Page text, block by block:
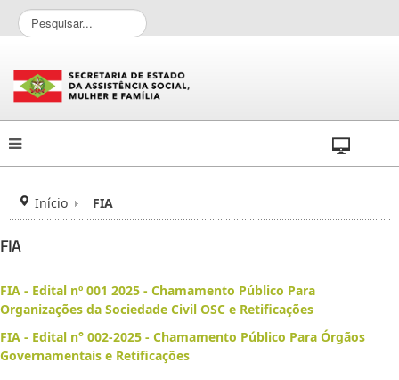
P
e
q
u
i
s
a
Início FIA
FIA
FIA - Edital nº 001 2025 - Chamamento Público Para
Organizações da Sociedade Civil OSC e Retificações
FIA - Edital n° 002-2025 - Chamamento Público Para Órgãos
Governamentais e Retificações